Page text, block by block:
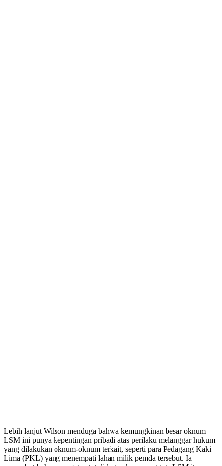
Lebih lanjut Wilson menduga bahwa kemungkinan besar oknum
LSM ini punya kepentingan pribadi atas perilaku melanggar hukum
yang dilakukan oknum-oknum terkait, seperti para Pedagang Kaki
Lima (PKL) yang menempati lahan milik pemda tersebut. Ia